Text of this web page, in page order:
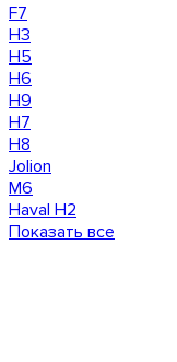
F7
H3
H5
H6
H9
H7
H8
Jolion
M6
Haval H2
Показать все